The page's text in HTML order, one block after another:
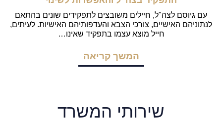
עם גיוסם לצה"ל, חיילים משובצים לתפקידים שונים בהתאם
לנתוניהם האישיים, צורכי הצבא והעדפותיהם האישיות. לעיתים,
חייל מוצא עצמו בתפקיד שאינו…
המשך קריאה
שירותי המשרד